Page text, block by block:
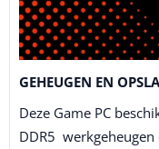
GEHEUGEN EN
Deze Game PC
DDR5